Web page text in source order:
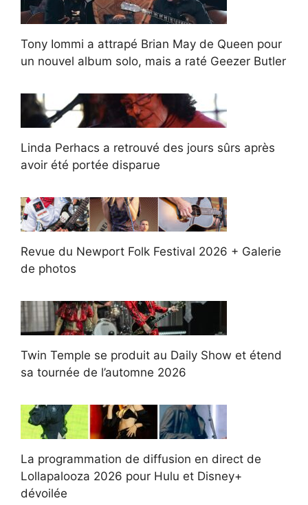
Tony Iommi a attrapé Brian May de Queen pour
un nouvel album solo, mais a raté Geezer Butler
Linda Perhacs a retrouvé des jours sûrs après
avoir été portée disparue
Revue du Newport Folk Festival 2026 + Galerie
de photos
Twin Temple se produit au Daily Show et étend
sa tournée de l’automne 2026
La programmation de diffusion en direct de
Lollapalooza 2026 pour Hulu et Disney+
dévoilée